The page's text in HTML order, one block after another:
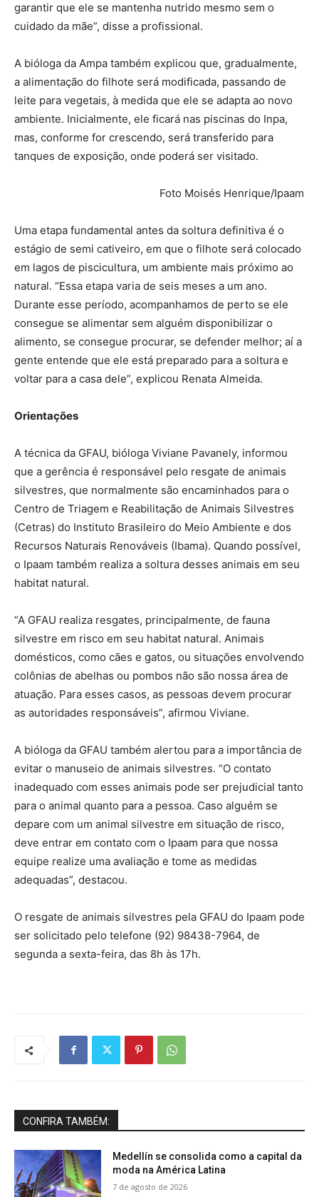
garantir que ele se mantenha nutrido mesmo sem o
cuidado da mãe”, disse a profissional.
A bióloga da Ampa também explicou que, gradualmente,
a alimentação do filhote será modificada, passando de
leite para vegetais, à medida que ele se adapta ao novo
ambiente. Inicialmente, ele ficará nas piscinas do Inpa,
mas, conforme for crescendo, será transferido para
tanques de exposição, onde poderá ser visitado.
Foto Moisés Henrique/Ipaam
Uma etapa fundamental antes da soltura definitiva é o
estágio de semi cativeiro, em que o filhote será colocado
em lagos de piscicultura, um ambiente mais próximo ao
natural. “Essa etapa varia de seis meses a um ano.
Durante esse período, acompanhamos de perto se ele
consegue se alimentar sem alguém disponibilizar o
alimento, se consegue procurar, se defender melhor; aí a
gente entende que ele está preparado para a soltura e
voltar para a casa dele”, explicou Renata Almeida.
Orientações
A técnica da GFAU, bióloga Viviane Pavanely, informou
que a gerência é responsável pelo resgate de animais
silvestres, que normalmente são encaminhados para o
Centro de Triagem e Reabilitação de Animais Silvestres
(Cetras) do Instituto Brasileiro do Meio Ambiente e dos
Recursos Naturais Renováveis (Ibama). Quando possível,
o Ipaam também realiza a soltura desses animais em seu
habitat natural.
“A GFAU realiza resgates, principalmente, de fauna
silvestre em risco em seu habitat natural. Animais
domésticos, como cães e gatos, ou situações envolvendo
colônias de abelhas ou pombos não são nossa área de
atuação. Para esses casos, as pessoas devem procurar
as autoridades responsáveis”, afirmou Viviane.
A bióloga da GFAU também alertou para a importância de
evitar o manuseio de animais silvestres. “O contato
inadequado com esses animais pode ser prejudicial tanto
para o animal quanto para a pessoa. Caso alguém se
depare com um animal silvestre em situação de risco,
deve entrar em contato com o Ipaam para que nossa
equipe realize uma avaliação e tome as medidas
adequadas”, destacou.
O resgate de animais silvestres pela GFAU do Ipaam pode
ser solicitado pelo telefone (92) 98438-7964, de
segunda a sexta-feira, das 8h às 17h.
CONFIRA TAMBÉM:
Medellín se consolida como a capital da
moda na América Latina
7 de agosto de 2026